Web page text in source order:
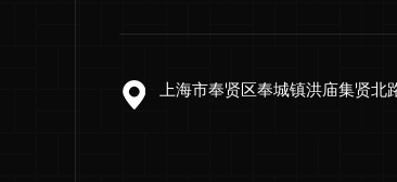
上海市奉贤区奉城镇洪庙集贤北